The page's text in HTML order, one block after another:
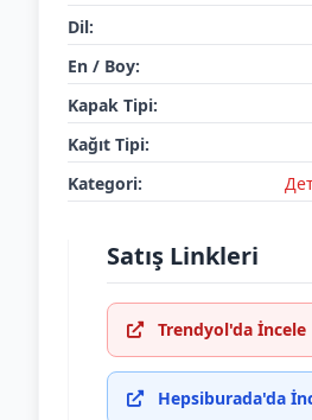
Dil:
En / Boy:
Kapak Tipi:
Kağıt Tipi:
Kategori:
Satış Linkleri
Trendyol'da İncele
Hepsiburada'da